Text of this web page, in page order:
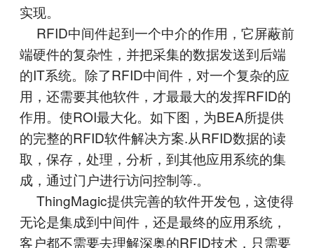
实现。
RFID中间件起到一个中介的作用，它屏蔽前
端硬件的复杂性，并把采集的数据发送到后端
的IT系统。除了RFID中间件，对一个复杂的应
用，还需要其他软件，才最最大的发挥RFID的
作用。使ROI最大化。如下图，为BEA所提供
的完整的RFID软件解决方案.从RFID数据的读
取，保存，处理，分析，到其他应用系统的集
成，通过门户进行访问控制等.。
ThingMagic提供完善的软件开发包，这使得
无论是集成到中间件，还是最终的应用系统，
客户都不需要去理解深奥的RFID技术，只需要